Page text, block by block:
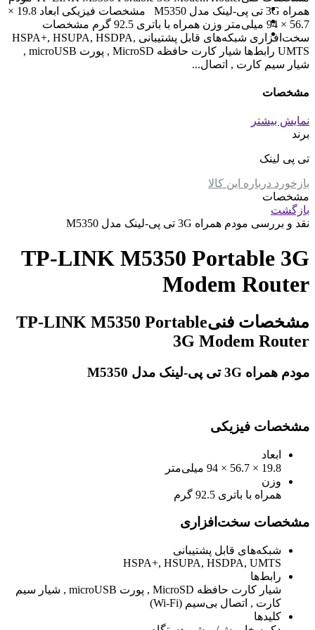
همراه 3G تی پی-لینک مدل M5350 مشخصات فیزیکی ابعاد 19.8 ×
56.7 × 94 میلی‌متر وزن همراه با باتری 92.5 گرم مشخصات
سخت‌افزاری شبکه‌های قابل پشتیبانی HSPA+, HSUPA, HSDPA,
UMTS رابط‌ها شیار کارت حافظه MicroSD , پورت microUSB ,
شیار سیم کارت , اتصال...
مشخصات
نمایش بیشتر
برند
تی پی لینک
بازخورد درباره این کالا
مشخصات
بازگشت
نقد و بررسی مودم همراه 3G تی پی-لینک مدل M5350
TP-LINK M5350 Portable 3G
Modem Router
مشخصات فنیTP-LINK M5350 Portable
3G Modem Router
مودم همراه 3G تی پی-لینک مدل M5350
مشخصات فیزیکی
ابعاد
19.8 × 56.7 × 94 میلی‌متر
وزن
همراه با باتری 92.5 گرم
مشخصات سخت‌افزاری
شبکه‌های قابل پشتیبانی
HSPA+, HSUPA, HSDPA, UMTS
رابط‌ها
شیار کارت حافظه MicroSD , پورت microUSB , شیار سیم
کارت , اتصال بی‌سیم (Wi-Fi)
کلیدها